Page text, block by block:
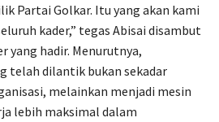
Partai Golkar. Itu yang akan kami
kader,” tegas Abisai disambut
yang hadir. Menurutnya,
telah dilantik bukan sekadar
melainkan menjadi mesin
lebih maksimal dalam